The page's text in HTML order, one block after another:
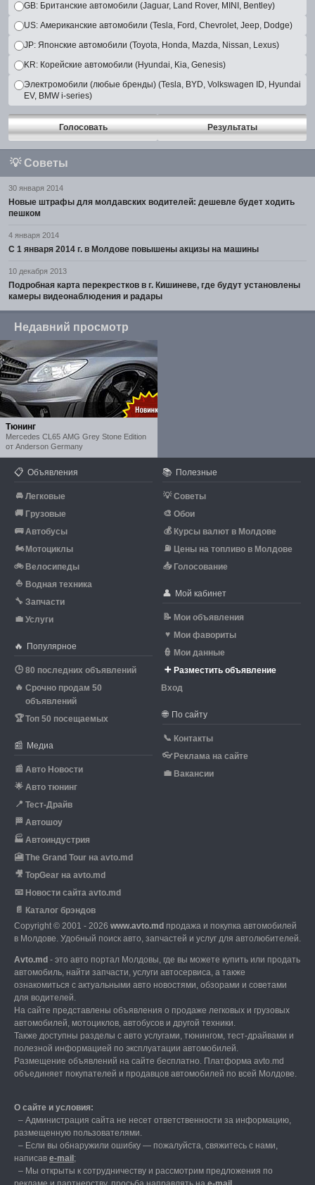
GB: Британские автомобили (Jaguar, Land Rover, MINI, Bentley)
US: Американские автомобили (Tesla, Ford, Chevrolet, Jeep, Dodge)
JP: Японские автомобили (Toyota, Honda, Mazda, Nissan, Lexus)
KR: Корейские автомобили (Hyundai, Kia, Genesis)
Электромобили (любые бренды) (Tesla, BYD, Volkswagen ID, Hyundai
EV, BMW i-series)
Голосовать Результаты
💡 Советы
30 января 2014
Новые штрафы для молдавских водителей: дешевле будет ходить
пешком
4 января 2014
С 1 января 2014 г. в Молдове повышены акцизы на машины
10 декабря 2013
Подробная карта перекрестков в г. Кишиневе, где будут установлены
камеры видеонаблюдения и радары
Недавний просмотр
Тюнинг
Mercedes CL65 AMG Grey Stone Edition
от Anderson Germany
📋 Объявления
🚘 Легковые
🚚 Грузовые
🚌 Автобусы
🏍 Мотоциклы
🚲 Велосипеды
⛵ Водная техника
🔧 Запчасти
💼 Услуги
🔥 Популярное
🕒 80 последних объявлений
🔥 Срочно продам 50
объявлений
🏆Топ 50 посещаемых
📰 Медиа
📰 Авто Новости
🌟 Авто тюнинг
📍 Тест-Драйв
🏁 Автошоу
🏭 Автоиндустрия
🎦 The Grand Tour на avto.md
🎥 TopGear на avto.md
📧 Новости сайта avto.md
📄 Каталог брэндов
📚 Полезные
💡 Советы
🎨 Обои
💰 Курсы валют в Молдове
⛽ Цены на топливо в Молдове
📥 Голосование
👤 Мой кабинет
📝 Мои объявления
♥ Мои фавориты
👮 Мои данные
➕ Разместить объявление
Вход
🌐 По сайту
📞 Контакты
👓 Реклама на сайте
💼 Вакансии
Copyright © 2001 - 2026 www.avto.md продажа и покупка автомобилей
в Молдове. Удобный поиск авто, запчастей и услуг для автолюбителей.
Avto.md - это авто портал Молдовы, где вы можете купить или продать
автомобиль, найти запчасти, услуги автосервиса, а также
ознакомиться с актуальными авто новостями, обзорами и советами
для водителей.
На сайте представлены объявления о продаже легковых и грузовых
автомобилей, мотоциклов, автобусов и другой техники.
Также доступны разделы с авто услугами, тюнингом, тест-драйвами и
полезной информацией по эксплуатации автомобилей.
Размещение объявлений на сайте бесплатно. Платформа avto.md
объединяет покупателей и продавцов автомобилей по всей Молдове.
О сайте и условия:
– Администрация сайта не несет ответственности за информацию,
размещенную пользователями.
– Если вы обнаружили ошибку — пожалуйста, свяжитесь с нами,
написав е-mail ;
– Мы открыты к сотрудничеству и рассмотрим предложения по